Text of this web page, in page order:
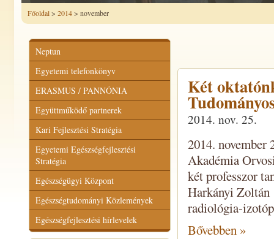
Főoldal> 2014> november
Neptun
Egyetemi telefonkönyv
ERASMUS / PANNÓNIA
Együttműködő partnerek
Kari Fejlesztési Stratégia
Egyetemi Egészségfejlesztési
Stratégia
Egészségügyi Központ
Egészségtudományi Közlemények
Egészségfejlesztési hírlevelek
Két
2014. nov. 25.
2014. november
Akadémia
két professzor
Harkányi Zoltán
radiológia-
Bővebben »